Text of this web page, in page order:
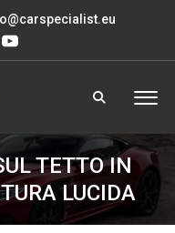
TETTO IN
LUCIDA